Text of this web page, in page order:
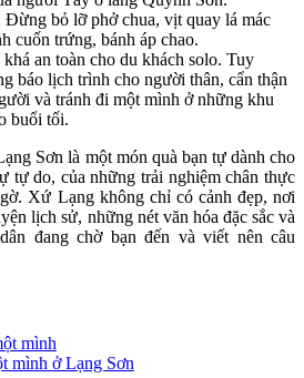
Đừng bỏ lỡ phở chua, vịt quay lá mác
cuốn trứng, bánh áp chao.
an toàn cho du khách solo. Tuy
báo lịch trình cho người thân, cẩn thận
và tránh đi một mình ở những khu
buổi tối.
Sơn là một món quà bạn tự dành cho
tự do, của những trải nghiệm chân thực
Xứ Lạng không chỉ có cảnh đẹp, nơi
lịch sử, những nét văn hóa đặc sắc và
đang chờ bạn đến và viết nên câu
mình
mình ở Lạng Sơn